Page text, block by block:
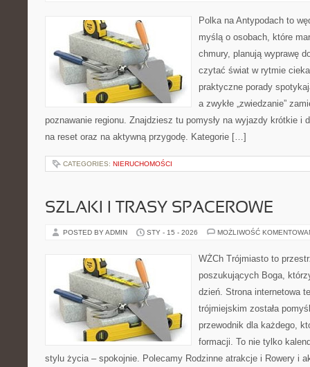
Polka na Antypodach to
myślą o osobach, które
chmury, planują wyprawę
czytać świat w rytmie
praktyczne porady
a zwykłe „zwiedzanie”
poznawanie regionu. Znajdziesz tu pomysły na wyjazdy krótkie i
na reset oraz na aktywną przygodę. Kategorie […]
CATEGORIES: NIERUCHOMOŚCI
SZLAKI I TRASY SPACEROWE
POSTED BY ADMIN STY - 15 - 2026 MOŻLIWOŚĆ
WŻCh Trójmiasto to
poszukujących Boga,
dzień. Strona internetowa
trójmiejskim została
przewodnik dla każdego,
formacji. To nie tylko
stylu życia – spokojnie. Polecamy Rodzinne atrakcje i Rowery i